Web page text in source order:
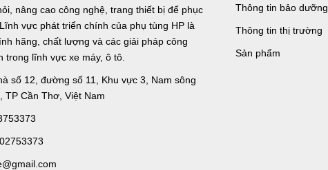
nâng cao công nghệ, trang thiết bị để phục
vực phát triển chính của phụ tùng HP là
hãng, chất lượng và các giải pháp công
trong lĩnh vực xe máy, ô tô.
số 12, đường số 11, Khu vực 3, Nam sông
TP Cần Thơ, Việt Nam
Thông tin bảo dưỡng
Thông tin thị trường
Sản phẩm